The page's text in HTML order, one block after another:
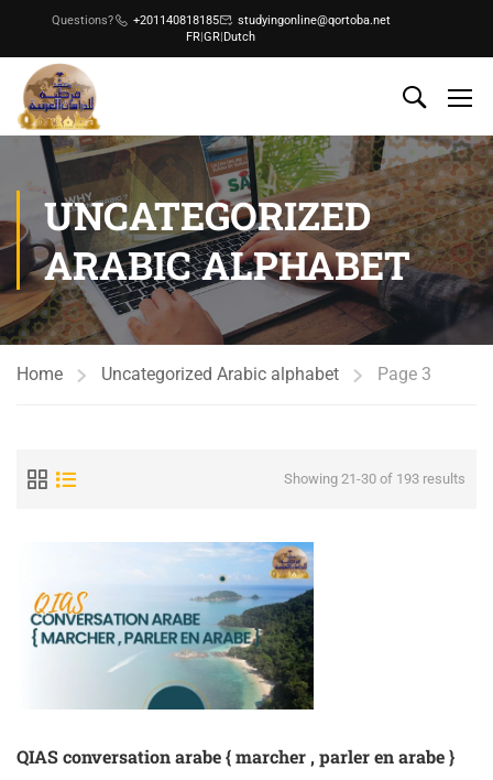
Questions? +201140818185
studyingonline@qortoba.net
FR|GR|Dutch
UNCATEGORIZED
ARABIC ALPHABET
Home Uncategorized Arabic alphabet Page 3
Showing 21-30 of 193 results
QIAS conversation arabe { marcher , parler en arabe }